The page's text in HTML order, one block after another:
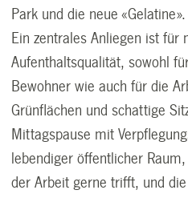
Park und die neue «Gelatine».
Ein zentrales Anliegen ist für
Aufenthaltsqualität, sowohl
Bewohner wie auch für die
Grünflächen und schattige
Mittagspause mit
lebendiger öffentlicher
der Arbeit gerne trifft, und